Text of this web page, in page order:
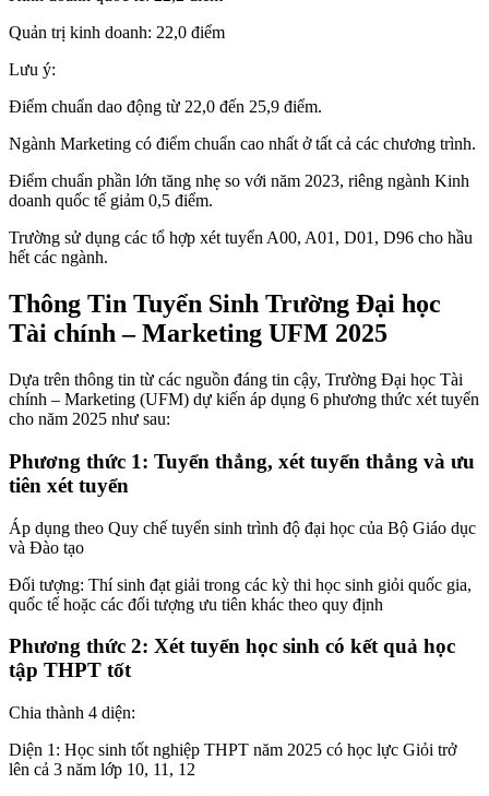
Quản trị kinh doanh: 22,0 điểm
Lưu ý:
Điểm chuẩn dao động từ 22,0 đến 25,9 điểm.
Ngành Marketing có điểm chuẩn cao nhất ở tất cả các chương trình.
Điểm chuẩn phần lớn tăng nhẹ so với năm 2023, riêng ngành Kinh
doanh quốc tế giảm 0,5 điểm.
Trường sử dụng các tổ hợp xét tuyển A00, A01, D01, D96 cho hầu
hết các ngành.
Thông Tin Tuyển Sinh Trường Đại học
Tài chính – Marketing UFM 2025
Dựa trên thông tin từ các nguồn đáng tin cậy, Trường Đại học Tài
chính – Marketing (UFM) dự kiến áp dụng 6 phương thức xét tuyển
cho năm 2025 như sau:
Phương thức 1: Tuyển thẳng, xét tuyển thẳng và ưu
tiên xét tuyển
Áp dụng theo Quy chế tuyển sinh trình độ đại học của Bộ Giáo dục
và Đào tạo
Đối tượng: Thí sinh đạt giải trong các kỳ thi học sinh giỏi quốc gia,
quốc tế hoặc các đối tượng ưu tiên khác theo quy định
Phương thức 2: Xét tuyển học sinh có kết quả học
tập THPT tốt
Chia thành 4 diện:
Diện 1: Học sinh tốt nghiệp THPT năm 2025 có học lực Giỏi trở
lên cả 3 năm lớp 10, 11, 12